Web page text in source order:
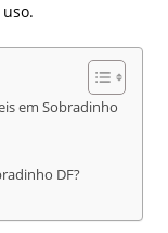
em Sobradinho
DF?